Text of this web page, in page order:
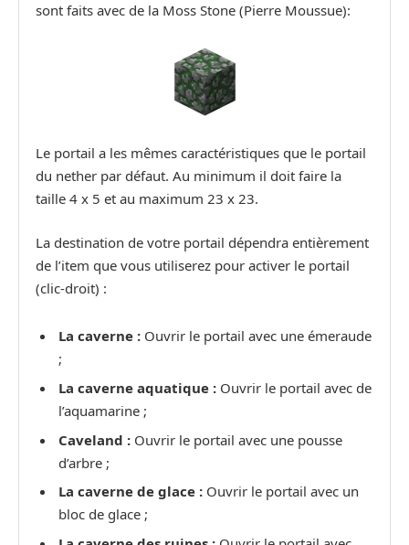
sont faits avec de la Moss Stone (Pierre Moussue):
Le portail a les mêmes caractéristiques que le portail
du nether par défaut. Au minimum il doit faire la
taille 4 x 5 et au maximum 23 x 23.
La destination de votre portail dépendra entièrement
de l’item que vous utiliserez pour activer le portail
(clic-droit) :
La caverne : Ouvrir le portail avec une émeraude
;
La caverne aquatique : Ouvrir le portail avec de
l’aquamarine ;
Caveland : Ouvrir le portail avec une pousse
d’arbre ;
La caverne de glace : Ouvrir le portail avec un
bloc de glace ;